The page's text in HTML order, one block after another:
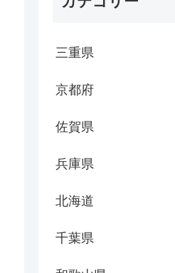
三重県
京都府
佐賀県
兵庫県
北海道
千葉県